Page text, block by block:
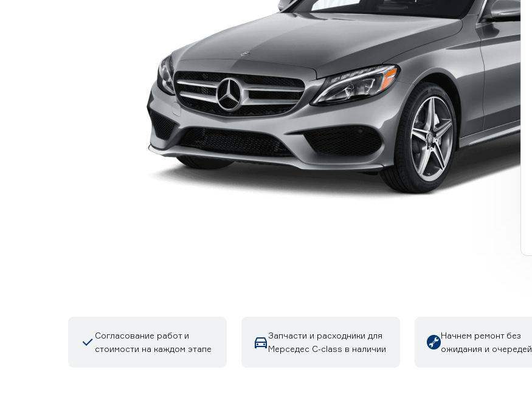
Согласование работ и
стоимости на каждом этапе
Запчасти и расходники для
Мерседес C-class в наличии
Начнем ремонт без
ожидания и очередей